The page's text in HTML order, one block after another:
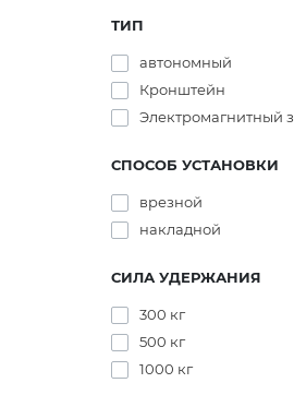
ТИП
автономный
Кронштейн
Электромагнитный
СПОСОБ УСТАНОВКИ
врезной
накладной
СИЛА УДЕРЖАНИЯ
300 кг
500 кг
1000 кг